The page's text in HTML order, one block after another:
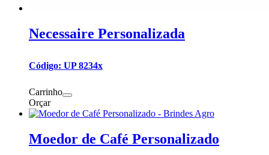
Necessaire Personalizada
Código: UP 8234x
Carrinho
Orçar
Moedor de Café Personalizado